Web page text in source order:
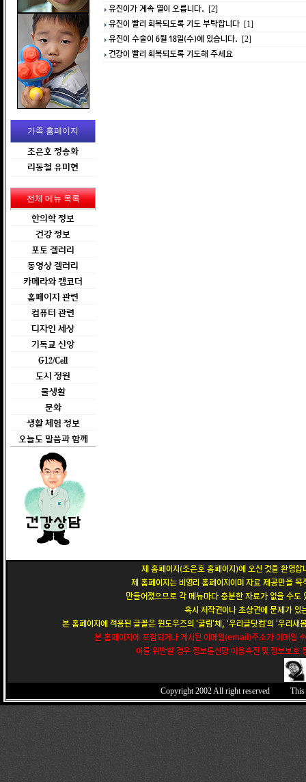
가족 홈페이지
조은호 정송화
리동철 유미현
전체 메뉴 목록
한의학 정보
건강 정보
포토 겔러리
동영상 겔러리
카메라와 캠코더
홈페이지 관련
컴퓨터 관련
디자인 세상
기독교 신앙
G12/Cell
도시 정원
물생활
문화
생활 체험 정보
오늘도 말씀과 함께
유진이가 계속 열이 오릅니다. [2]
유진이 빨리 회복되도록 기도 부탁합니다 [1]
유진이 수술이 6월 18일(수)에 있습니다. [2]
건강이 빨리 회복되도록 기도해 주세요
제 홈페이지(조은호 홈페이지)에 오신 것을 환영
제 홈페이지는 비영리 홈페이지이며 자료 제공만을
만들어졌으므로 각 메뉴마다 충분한 자료가 없을 수
혹시 저작권이나 초상권에 문제가
본 홈페이지에 적용된 글꼴은 윈도우즈의 '굴림'체, '우리글닷컴'의 '우리
본 홈페이지에 포함되거나 게시된 이메일(email)주소가 이메일
이를 위반할 경우 정보통신망 이용촉진 및 정보보호
Copyright 2002All right reserved This